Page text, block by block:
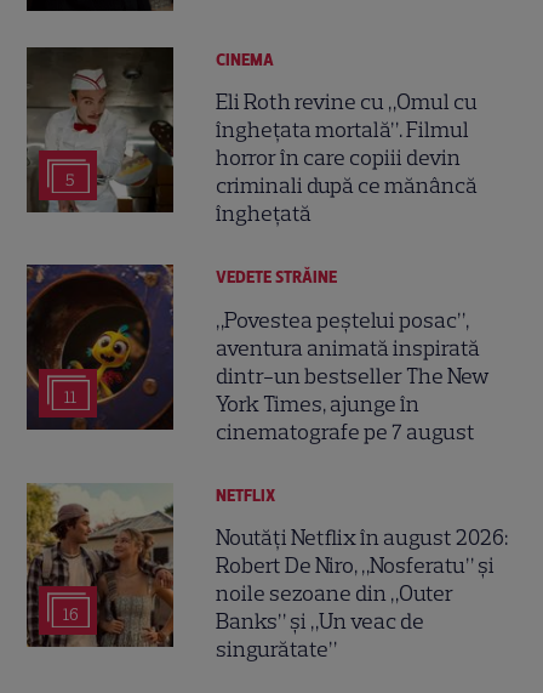
5
CINEMA
Eli Roth revine cu „Omul cu
înghețata mortală”. Filmul
horror în care copiii devin
criminali după ce mănâncă
înghețată
11
VEDETE STRĂINE
„Povestea peștelui posac”,
aventura animată inspirată
dintr-un bestseller The New
York Times, ajunge în
cinematografe pe 7 august
16
NETFLIX
Noutăți Netflix în august 2026:
Robert De Niro, „Nosferatu” și
noile sezoane din „Outer
Banks” și „Un veac de
singurătate”